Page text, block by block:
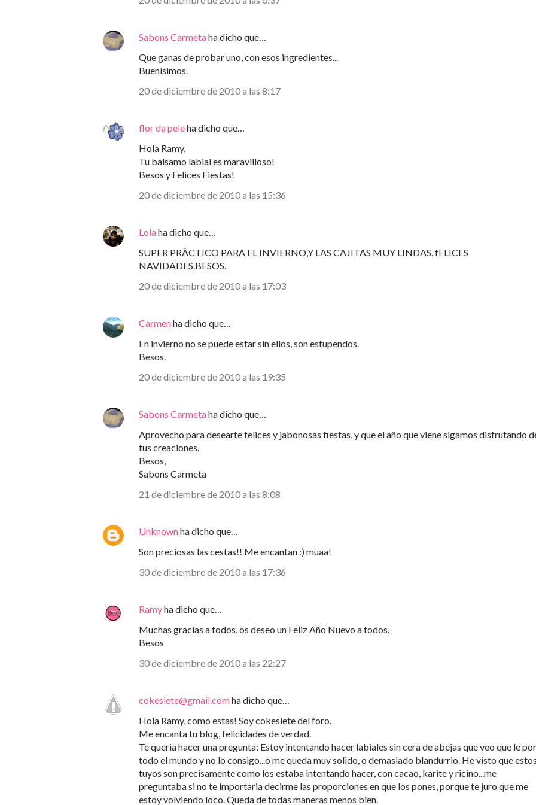
Sabons Carmetaha dicho que…
Que ganas de probar uno, con esos ingredientes...
Buenísimos.
20 de diciembre de 2010 a las 8:17
flor da peleha dicho que…
Hola Ramy,
Tu balsamo labial es maravilloso!
Besos y Felices Fiestas!
20 de diciembre de 2010 a las 15:36
Lolaha dicho que…
SUPER PRÁCTICO PARA EL INVIERNO,Y LAS CAJITAS MUY LINDAS. fELICES
NAVIDADES.BESOS.
20 de diciembre de 2010 a las 17:03
Carmenha dicho que…
En invierno no se puede estar sin ellos, son estupendos.
Besos.
20 de diciembre de 2010 a las 19:35
Sabons Carmetaha dicho que…
Aprovecho para desearte felices y jabonosas fiestas, y que el año que viene sigamos disfrutando
tus creaciones.
Besos,
Sabons Carmeta
21 de diciembre de 2010 a las 8:08
Unknownha dicho que…
Son preciosas las cestas!! Me encantan :) muaa!
30 de diciembre de 2010 a las 17:36
Ramyha dicho que…
Muchas gracias a todos, os deseo un Feliz Año Nuevo a todos.
Besos
30 de diciembre de 2010 a las 22:27
cokesiete@gmail.comha dicho que…
Hola Ramy, como estas! Soy cokesiete del foro.
Me encanta tu blog, felicidades de verdad.
Te queria hacer una pregunta: Estoy intentando hacer labiales sin cera de abejas que veo que le
todo el mundo y no lo consigo...o me queda muy solido, o demasiado blandurrio. He visto que
tuyos son precisamente como los estaba intentando hacer, con cacao, karite y ricino...me
preguntaba si no te importaria decirme las proporciones en que los pones, porque te juro que me
estoy volviendo loco. Queda de todas maneras menos bien.